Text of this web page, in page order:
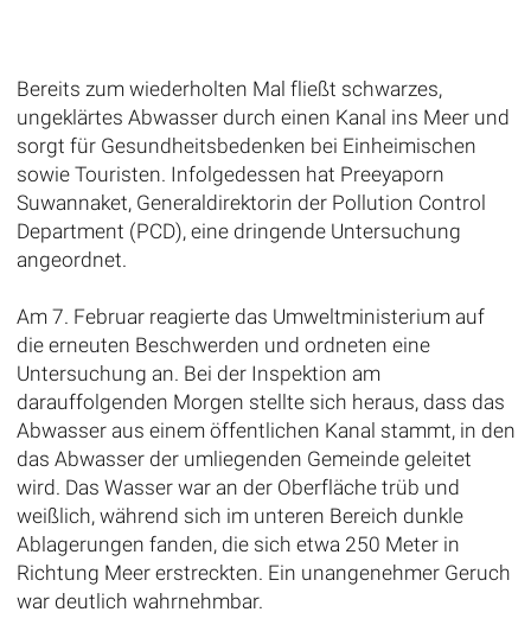
Bereits zum wiederholten Mal fließt schwarzes,
ungeklärtes Abwasser durch einen Kanal ins Meer und
sorgt für Gesundheitsbedenken bei Einheimischen
sowie Touristen. Infolgedessen hat Preeyaporn
Suwannaket, Generaldirektorin der Pollution Control
Department (PCD), eine dringende Untersuchung
angeordnet.
Am 7. Februar reagierte das Umweltministerium auf
die erneuten Beschwerden und ordneten eine
Untersuchung an. Bei der Inspektion am
darauffolgenden Morgen stellte sich heraus, dass das
Abwasser aus einem öffentlichen Kanal stammt, in den
das Abwasser der umliegenden Gemeinde geleitet
wird. Das Wasser war an der Oberfläche trüb und
weißlich, während sich im unteren Bereich dunkle
Ablagerungen fanden, die sich etwa 250 Meter in
Richtung Meer erstreckten. Ein unangenehmer Geruch
war deutlich wahrnehmbar.